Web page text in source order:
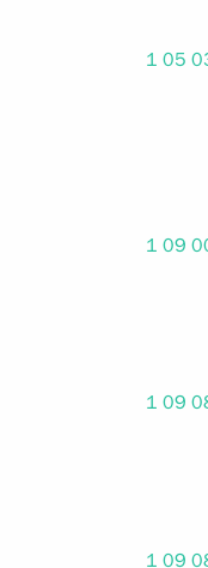
1 05
1 09
1 09
1 09